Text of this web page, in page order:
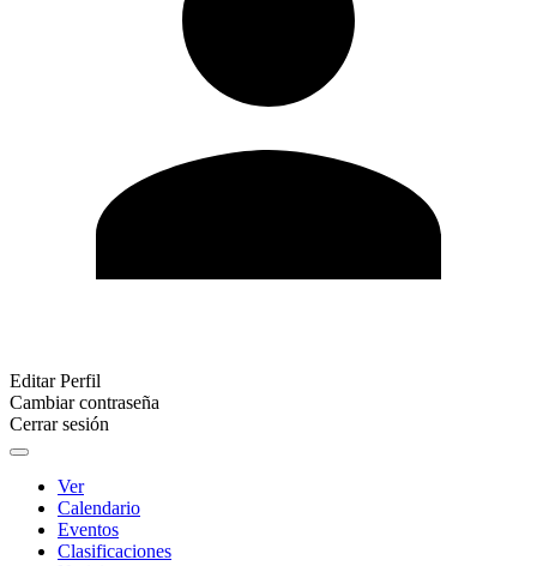
Editar Perfil
Cambiar contraseña
Cerrar sesión
Ver
Calendario
Eventos
Clasificaciones